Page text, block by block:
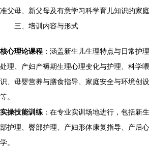
准父母、新父母及有意学习科学育儿知识的家庭
三、培训内容与形式
核心理论课程 ：涵盖新生儿生理特点与日常护
处理、产妇产褥期生理心理变化与护理、科学
识、母婴营养与膳食指导、家庭安全与环境创
等。
实操技能训练 ：在专业实训场地进行，包括新
部护理、臀部护理、产妇形体康复指导、产后
学。